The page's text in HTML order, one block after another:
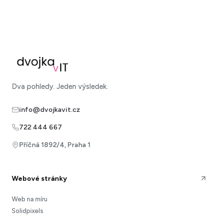
Dva pohledy. Jeden výsledek.
info@dvojkavit.cz
722 444 667
Příčná 1892/4, Praha 1
Webové stránky
Web na míru
Solidpixels